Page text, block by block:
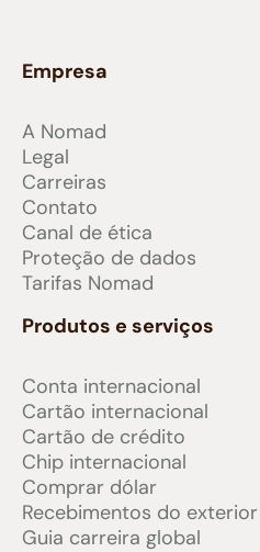
Empresa
A Nomad
Legal
Carreiras
Contato
Canal de ética
Proteção de dados
Tarifas Nomad
Produtos e serviços
Conta internacional
Cartão internacional
Cartão de crédito
Chip internacional
Comprar dólar
Recebimentos do exterior
Guia carreira global